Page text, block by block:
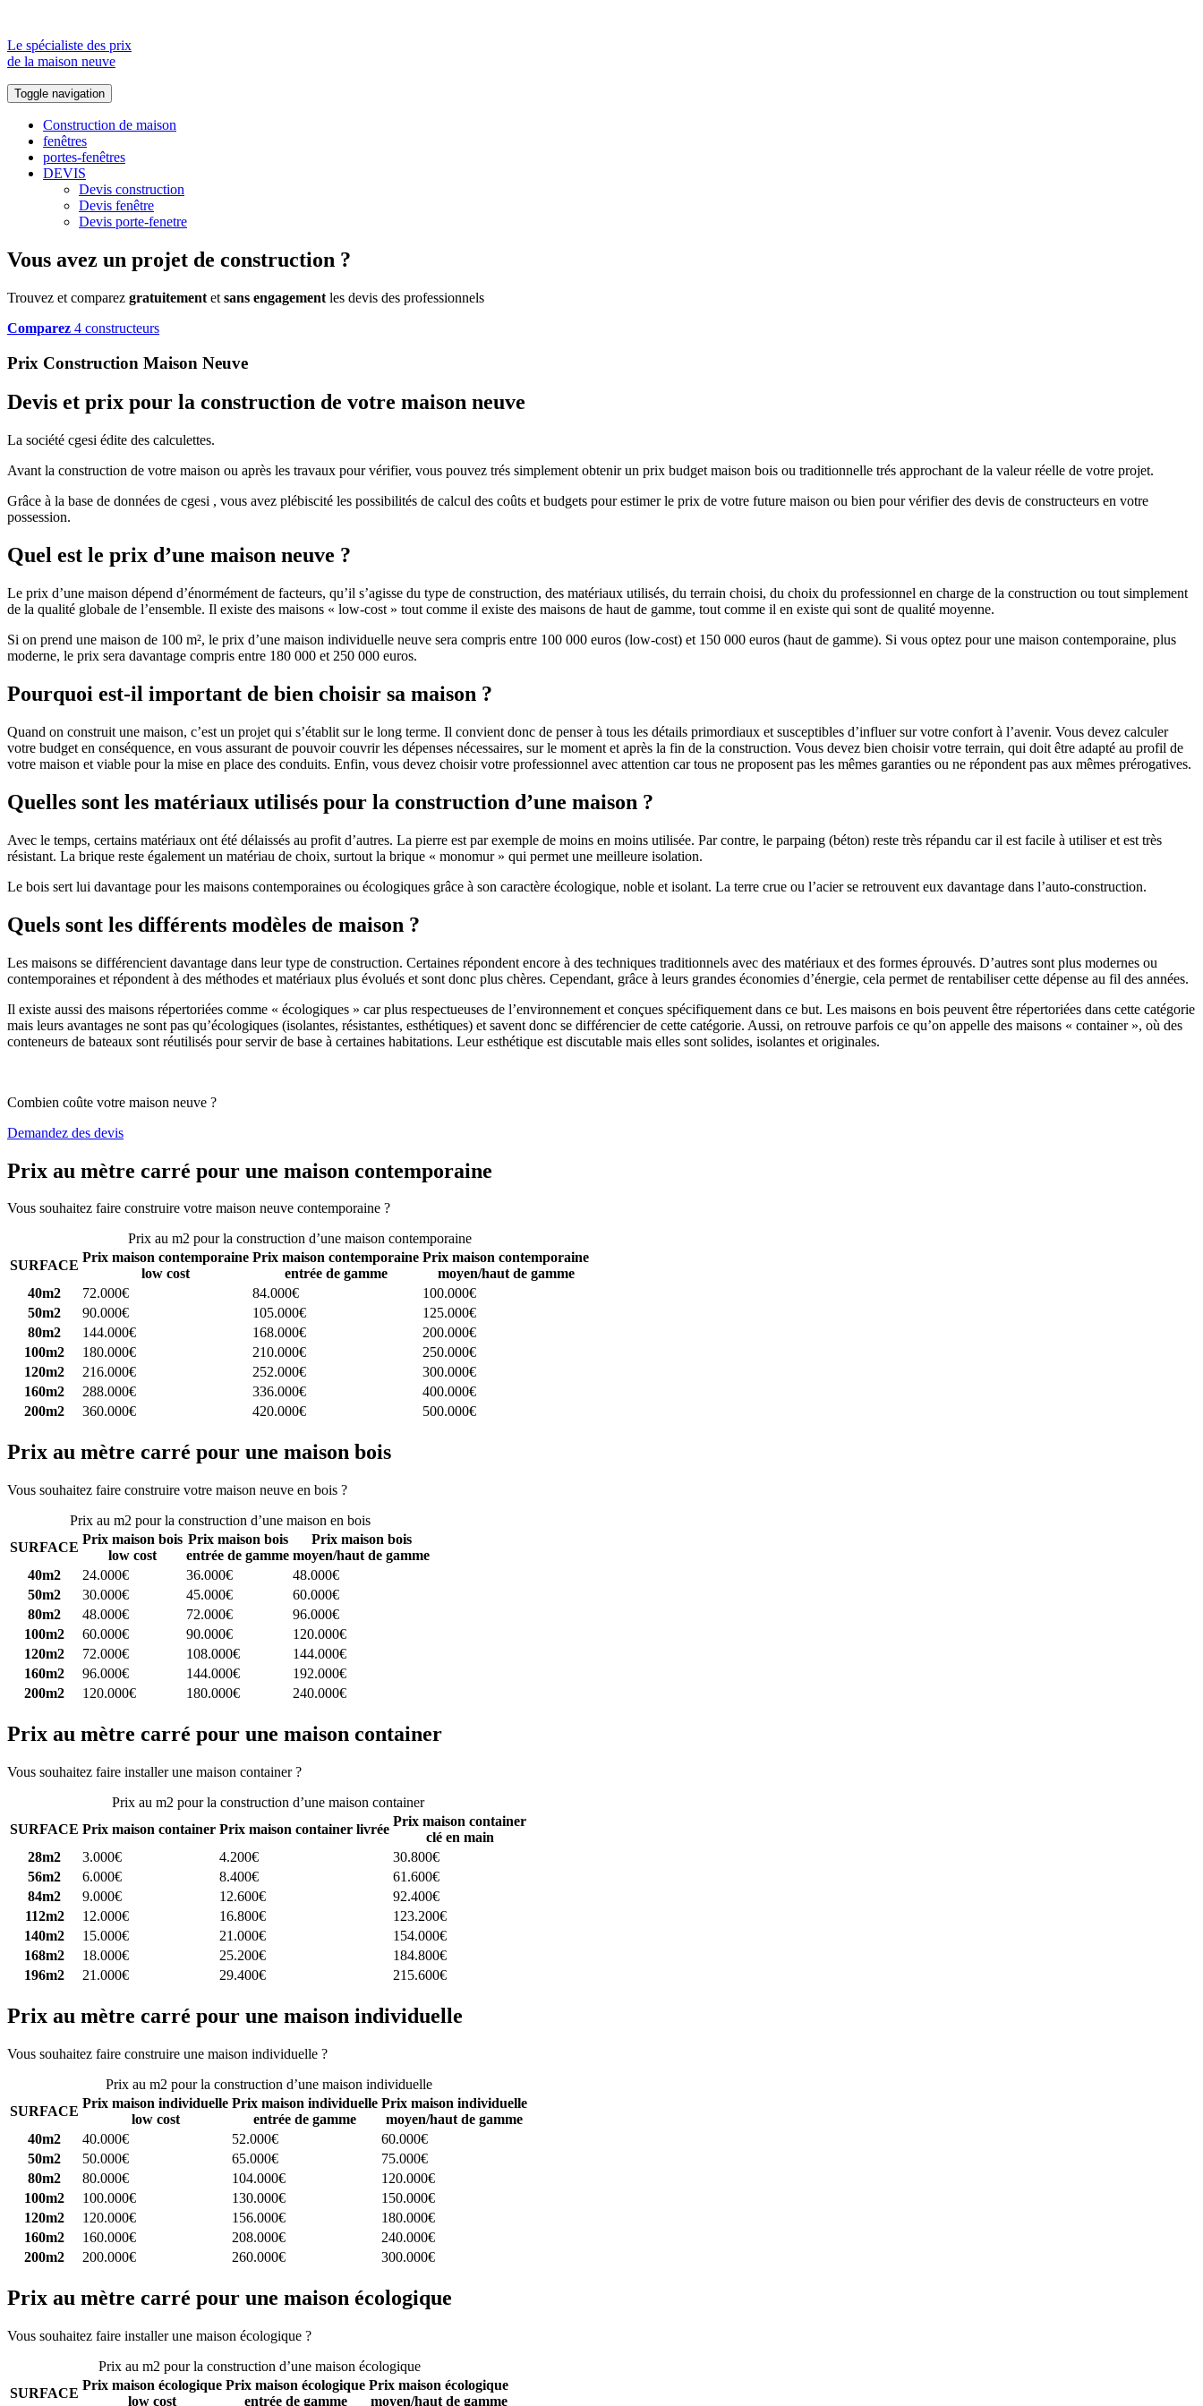
Le spécialiste des prix
de la maison neuve
Toggle navigation
Construction de maison
fenêtres
portes-fenêtres
DEVIS
Devis construction
Devis fenêtre
Devis porte-fenetre
Vous avez un projet de construction ?
Trouvez et comparez gratuitement et sans engagement les devis des professionnels
Comparez 4 constructeurs
Prix Construction Maison Neuve
Devis et prix pour la construction de votre maison neuve
La société cgesi édite des calculettes.
Avant la construction de votre maison ou après les travaux pour vérifier, vous pouvez trés simplement obtenir un prix budget maison bois ou traditionnelle trés approchant de la valeur réelle de votre projet.
Grâce à la base de données de cgesi , vous avez plébiscité les possibilités de calcul des coûts et budgets pour estimer le prix de votre future maison ou bien pour vérifier des devis de constructeurs en votre
possession.
Quel est le prix d’une maison neuve ?
Le prix d’une maison dépend d’énormément de facteurs, qu’il s’agisse du type de construction, des matériaux utilisés, du terrain choisi, du choix du professionnel en charge de la construction ou tout simplement
de la qualité globale de l’ensemble. Il existe des maisons « low-cost » tout comme il existe des maisons de haut de gamme, tout comme il en existe qui sont de qualité moyenne.
Si on prend une maison de 100 m², le prix d’une maison individuelle neuve sera compris entre 100 000 euros (low-cost) et 150 000 euros (haut de gamme). Si vous optez pour une maison contemporaine, plus
moderne, le prix sera davantage compris entre 180 000 et 250 000 euros.
Pourquoi est-il important de bien choisir sa maison ?
Quand on construit une maison, c’est un projet qui s’établit sur le long terme. Il convient donc de penser à tous les détails primordiaux et susceptibles d’influer sur votre confort à l’avenir. Vous devez calculer
votre budget en conséquence, en vous assurant de pouvoir couvrir les dépenses nécessaires, sur le moment et après la fin de la construction. Vous devez bien choisir votre terrain, qui doit être adapté au profil de
votre maison et viable pour la mise en place des conduits. Enfin, vous devez choisir votre professionnel avec attention car tous ne proposent pas les mêmes garanties ou ne répondent pas aux mêmes prérogatives.
Quelles sont les matériaux utilisés pour la construction d’une maison ?
Avec le temps, certains matériaux ont été délaissés au profit d’autres. La pierre est par exemple de moins en moins utilisée. Par contre, le parpaing (béton) reste très répandu car il est facile à utiliser et est très
résistant. La brique reste également un matériau de choix, surtout la brique « monomur » qui permet une meilleure isolation.
Le bois sert lui davantage pour les maisons contemporaines ou écologiques grâce à son caractère écologique, noble et isolant. La terre crue ou l’acier se retrouvent eux davantage dans l’auto-construction.
Quels sont les différents modèles de maison ?
Les maisons se différencient davantage dans leur type de construction. Certaines répondent encore à des techniques traditionnels avec des matériaux et des formes éprouvés. D’autres sont plus modernes ou
contemporaines et répondent à des méthodes et matériaux plus évolués et sont donc plus chères. Cependant, grâce à leurs grandes économies d’énergie, cela permet de rentabiliser cette dépense au fil des années.
Il existe aussi des maisons répertoriées comme « écologiques » car plus respectueuses de l’environnement et conçues spécifiquement dans ce but. Les maisons en bois peuvent être répertoriées dans cette catégorie
mais leurs avantages ne sont pas qu’écologiques (isolantes, résistantes, esthétiques) et savent donc se différencier de cette catégorie. Aussi, on retrouve parfois ce qu’on appelle des maisons « container », où des
conteneurs de bateaux sont réutilisés pour servir de base à certaines habitations. Leur esthétique est discutable mais elles sont solides, isolantes et originales.
Combien coûte votre maison neuve ?
Demandez des devis
Prix au mètre carré pour une maison contemporaine
Vous souhaitez faire construire votre maison neuve contemporaine ?
Prix au m2 pour la construction d’une maison contemporaine
SURFACE
Prix maison contemporaine
low cost
Prix maison contemporaine
entrée de gamme
Prix maison contemporaine
moyen/haut de gamme
40m2
72.000€ 84.000€
100.000€
50m2
90.000€ 105.000€
125.000€
80m2
144.000€ 168.000€
200.000€
100m2
180.000€ 210.000€
250.000€
120m2
216.000€ 252.000€
300.000€
160m2
288.000€ 336.000€
400.000€
200m2
360.000€ 420.000€ 500.000€
Prix au mètre carré pour une maison bois
Vous souhaitez faire construire votre maison neuve en bois ?
Prix au m2 pour la construction d’une maison en bois
SURFACE
Prix maison bois
low cost
Prix maison bois
entrée de gamme
Prix maison bois
moyen/haut de gamme
40m2
24.000€ 36.000€
48.000€
50m2
30.000€ 45.000€
60.000€
80m2
48.000€ 72.000€
96.000€
100m2
60.000€ 90.000€
120.000€
120m2
72.000€ 108.000€
144.000€
160m2
96.000€ 144.000€
192.000€
200m2
120.000€ 180.000€ 240.000€
Prix au mètre carré pour une maison container
Vous souhaitez faire installer une maison container ?
Prix au m2 pour la construction d’une maison container
SURFACE Prix maison container Prix maison container livrée
Prix maison container
clé en main
28m2
3.000€ 4.200€
30.800€
56m2
6.000€ 8.400€
61.600€
84m2
9.000€ 12.600€
92.400€
112m2
12.000€ 16.800€
123.200€
140m2
15.000€ 21.000€
154.000€
168m2
18.000€ 25.200€
184.800€
196m2
21.000€ 29.400€ 215.600€
Prix au mètre carré pour une maison individuelle
Vous souhaitez faire construire une maison individuelle ?
Prix au m2 pour la construction d’une maison individuelle
SURFACE
Prix maison individuelle
low cost
Prix maison individuelle
entrée de gamme
Prix maison individuelle
moyen/haut de gamme
40m2
40.000€ 52.000€
60.000€
50m2
50.000€ 65.000€
75.000€
80m2
80.000€ 104.000€
120.000€
100m2
100.000€ 130.000€
150.000€
120m2
120.000€ 156.000€
180.000€
160m2
160.000€ 208.000€
240.000€
200m2
200.000€ 260.000€ 300.000€
Prix au mètre carré pour une maison écologique
Vous souhaitez faire installer une maison écologique ?
Prix au m2 pour la construction d’une maison écologique
SURFACE
Prix maison écologique
low cost
Prix maison écologique
entrée de gamme
Prix maison écologique
moyen/haut de gamme